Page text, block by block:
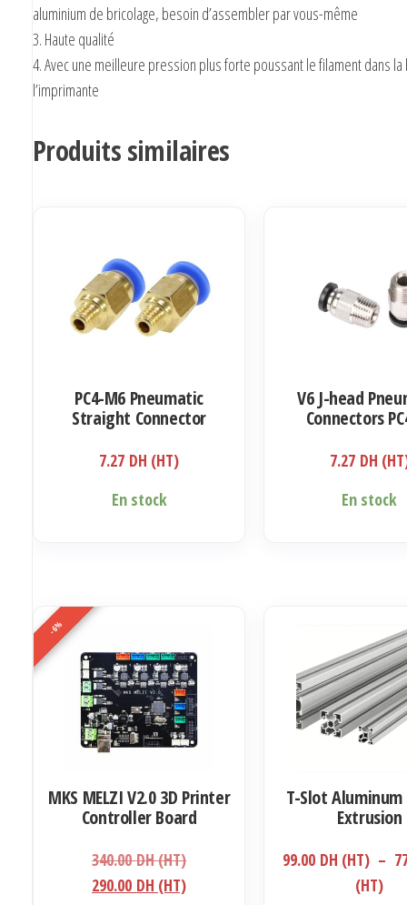
aluminium de bricolage, besoin d’assembler par vous-même
3. Haute qualité
4. Avec une meilleure pression plus forte poussant le filament dans
l’imprimante
Produits similaires
PC4-M6 Pneumatic
Straight Connector
7.27 DH (HT)
En stock
V6 J-head
Connectors
7.27 DH
En stock
-6%
MKS MELZI V2.0 3D Printer
Controller Board
340.00DH (HT)Le
prix
290.00 DH (HT)Le
T-Slot
Extrusion
99.00 DH (HT) –
(HT)